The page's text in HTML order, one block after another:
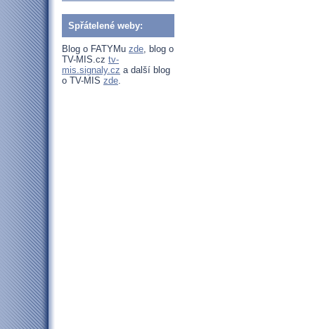
Spřátelené weby:
Blog o FATYMu zde, blog o
TV-MIS.cz tv-
mis.signaly.cz a další blog
o TV-MIS zde.